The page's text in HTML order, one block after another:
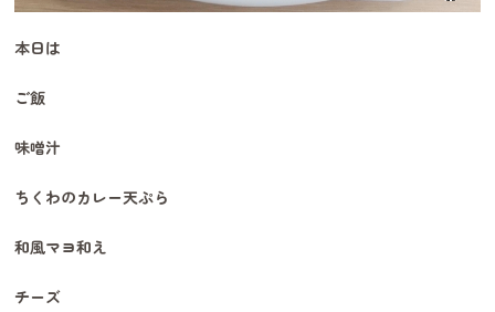
本日は
ご飯
味噌汁
ちくわのカレー天ぷら
和風マヨ和え
チーズ